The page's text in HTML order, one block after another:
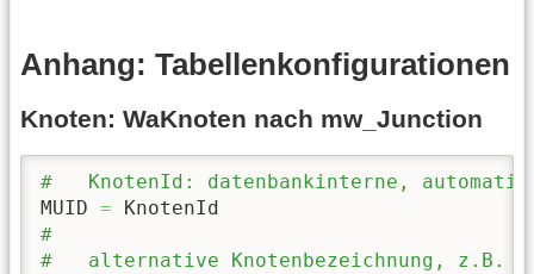
Anhang: Tabellenkonfigurationen
Knoten: WaKnoten nach mw_Junction
#   KnotenId: datenbankinterne,
MUID =
#
#   alternative Knotenbezeichnung, z.B.